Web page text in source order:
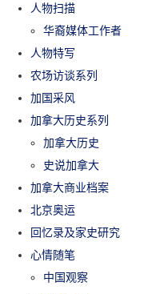
人物扫描
华裔媒体工作者
人物特写
农场访谈系列
加国采风
加拿大历史系列
加拿大历史
史说加拿大
加拿大商业档案
北京奥运
回忆录及家史研究
心情随笔
中国观察